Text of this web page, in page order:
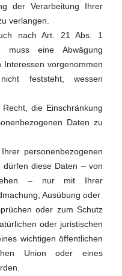
der Verarbeitung Ihrer
verlangen.
nach Art. 21 Abs. 1
muss eine Abwägung
vorgenommen
feststeht, wessen
die Einschränkung
Daten zu
personenbezogenen
dürfen diese Daten – von
– nur mit Ihrer
Ausübung oder
oder zum Schutz
oder juristischen
wichtigen öffentlichen
Union oder eines